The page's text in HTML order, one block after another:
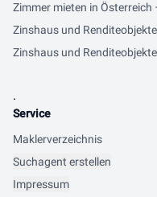
Zimmer mieten in Österreich
Zinshaus und
Zinshaus und
.
Service
Maklerverzeichnis
Suchagent erstellen
Impressum